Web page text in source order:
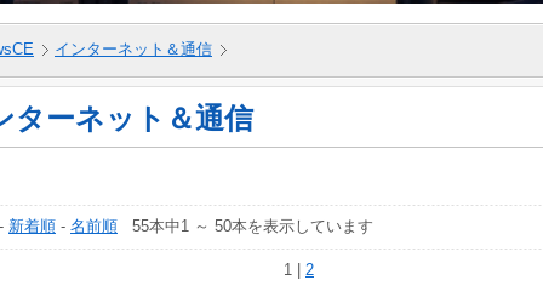
インターネット＆通信
ターネット＆通信
新着順 - 名前順 55本中1 ～ 50本を表示しています
1 | 2